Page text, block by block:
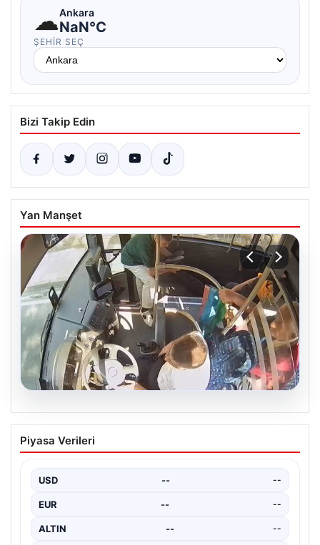
☁Ankara
NaN°C
ŞEHIR SEÇ
Bizi Takip Edin
Yan Manşet
Otobüste Rahatsızlanan Yolcuyu Şoför
Hızla Hastaneye Yönlendirdi
otobüslerinde yaşanan ilginç ve dikkat çekici…
Piyasa Verileri
USD -- --
EUR -- --
ALTIN -- --